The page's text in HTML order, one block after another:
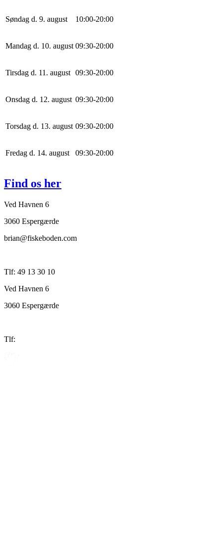
Søndag d. 9. august 10:00-20:00
Mandag d. 10. august 09:30-20:00
Tirsdag d. 11. august 09:30-20:00
Onsdag d. 12. august 09:30-20:00
Torsdag d. 13. august 09:30-20:00
Fredag d. 14. august 09:30-20:00
Find os her
Ved Havnen 6
3060 Espergærde
brian@fiskeboden.com
Tlf: 49 13 30 10
Ved Havnen 6
3060 Espergærde
Tlf: